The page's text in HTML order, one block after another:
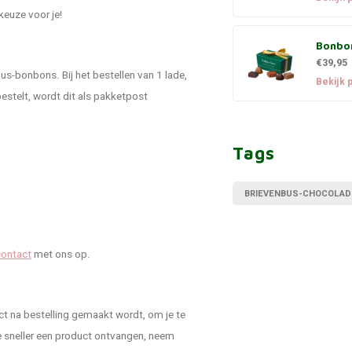
voor je!
bonbons. Bij het bestellen van 1 lade,
wordt dit als pakketpost
met ons op.
na bestelling gemaakt wordt, om je te
een product ontvangen, neem
€39,95
Bekijk
Tags
BRIEVENBUS-